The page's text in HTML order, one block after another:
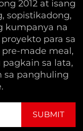
2012 at isang
sopistikadong,
kumpanya na
para sa
made meal,
sa lata,
sa panghuling